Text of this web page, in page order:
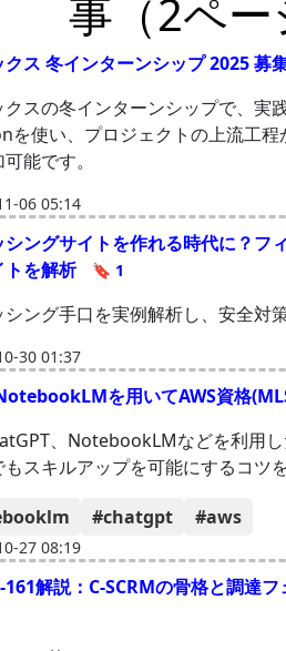
事（2ペー
ス 冬インターンシップ 2025 募
スの冬インターンシップで、実
を使い、プロジェクトの上流工
能です。
06 05:14
ングサイトを作れる時代に？フ
トを解析
🔖 1
ング手口を実例解析し、安全対
30 01:37
を用いてAWS資格
、NotebookLMなどを利用
スキルアップを可能にするコツ
#chatgpt #aws
27 08:19
161解説：C-SCRMの骨格と調達